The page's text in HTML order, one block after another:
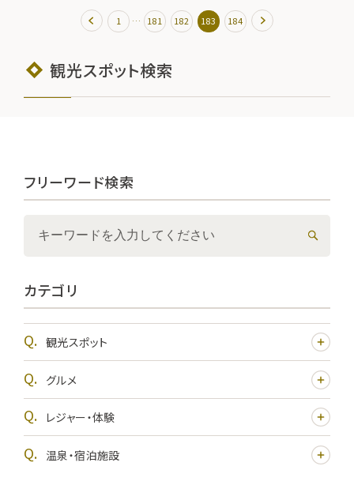
1 … 181 182 183 184
観光スポット検索
フリーワード検索
カテゴリ
観光スポット
グルメ
レジャー・体験
温泉・宿泊施設